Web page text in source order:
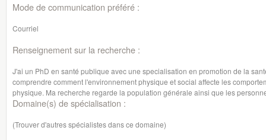
Mode de communication préféré :
Courriel
Renseignement sur la recherche :
J'ai un PhD en santé publique avec une specialisation en promotion de la
comprendre comment l'environnement physique et social affecte les
physique. Ma recherche regarde la population générale ainsi que les
Domaine(s) de spécialisation :
(Trouver d'autres spécialistes dans ce domaine)